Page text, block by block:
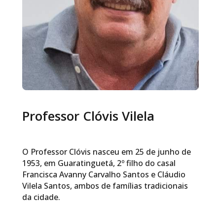
Professor Clóvis Vilela
O Professor Clóvis nasceu em 25 de junho de
1953, em Guaratinguetá, 2º filho do casal
Francisca Avanny Carvalho Santos e Cláudio
Vilela Santos, ambos de famílias tradicionais
da cidade.